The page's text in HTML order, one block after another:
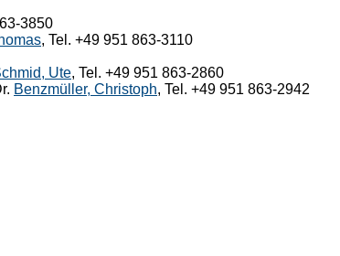
3850
, Tel. +49 951 863-3110
Ute, Tel. +49 951 863-2860
Benzmüller, Christoph, Tel. +49 951 863-2942